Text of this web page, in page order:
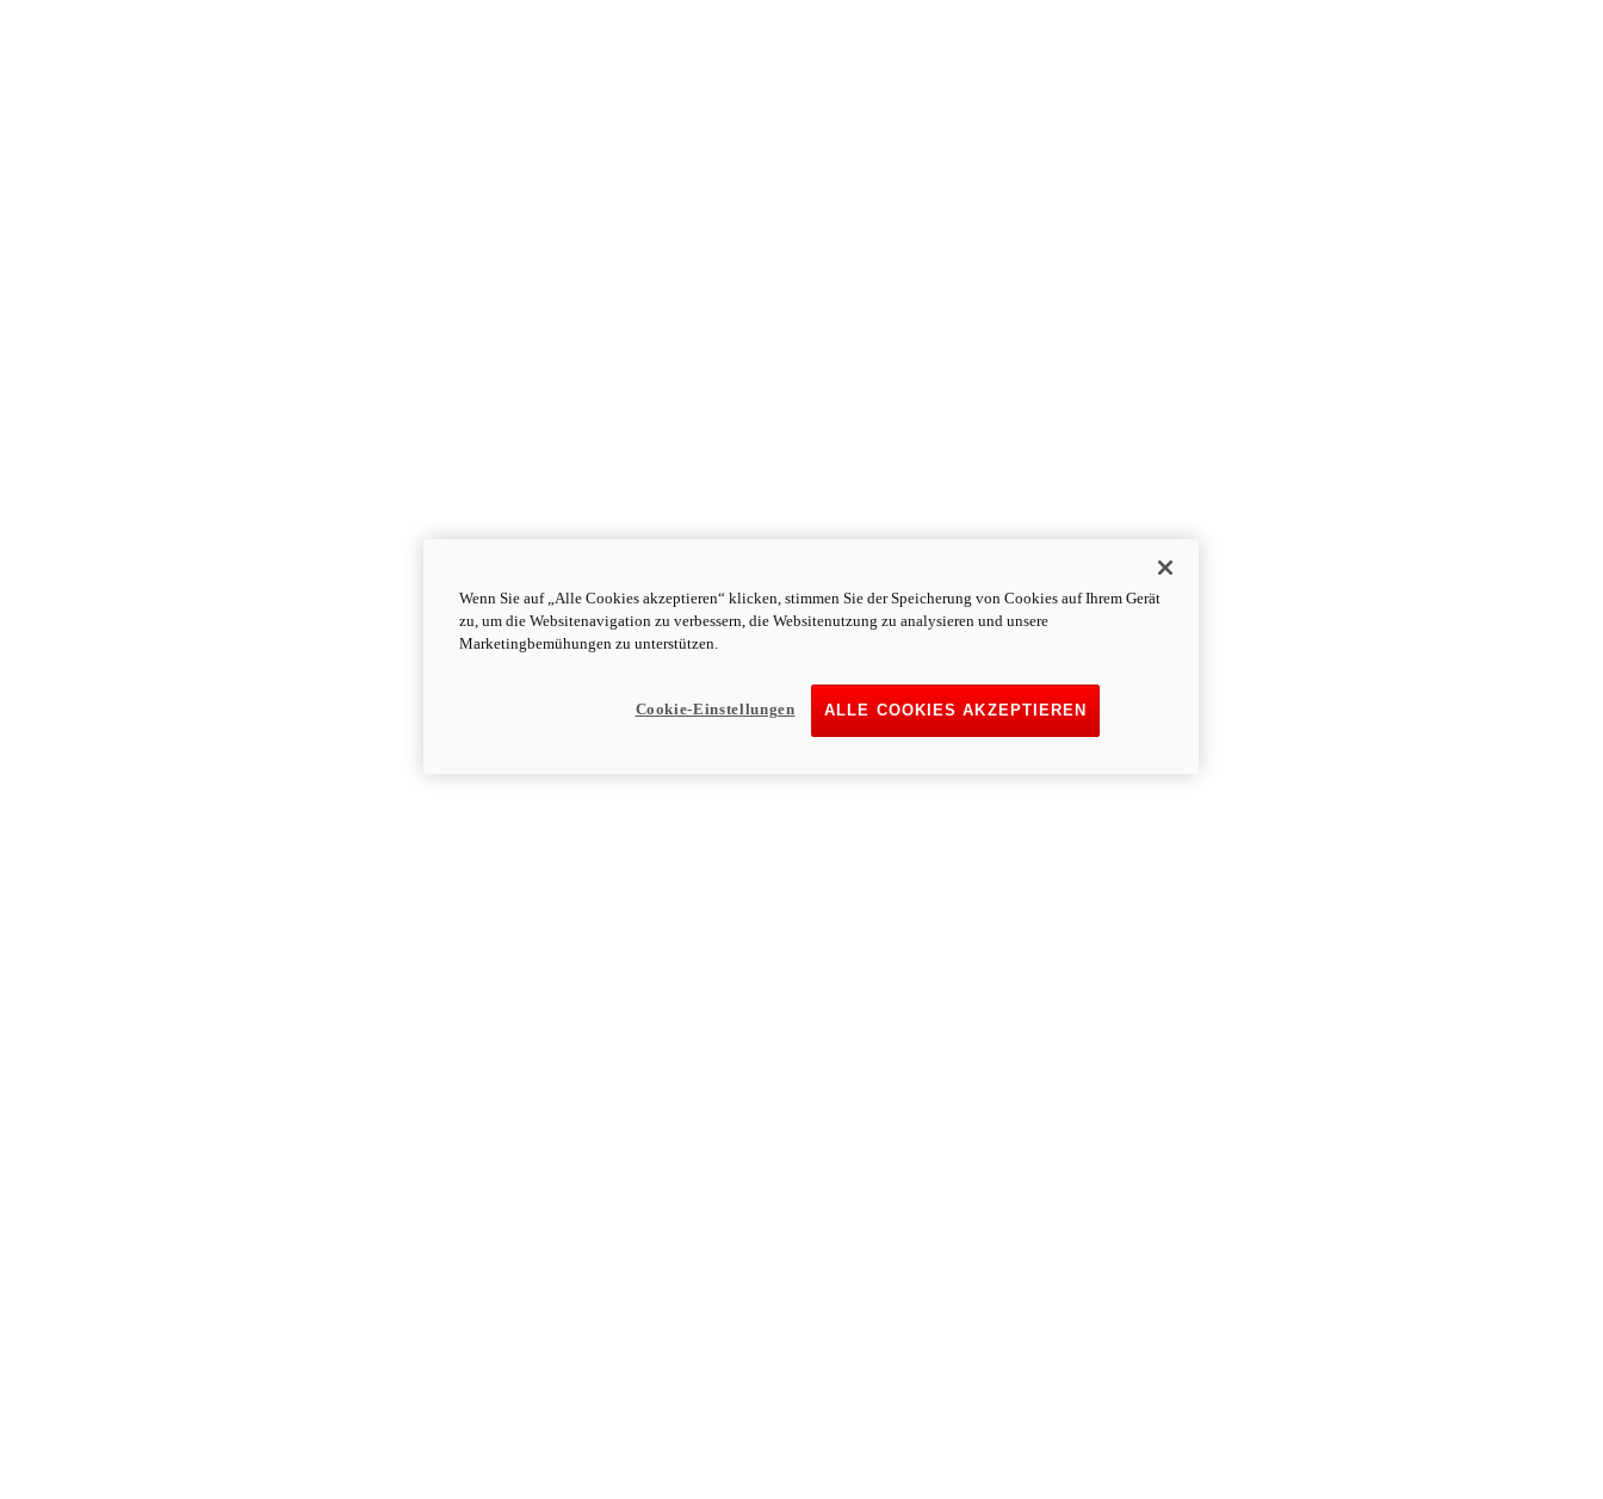
Wenn Sie auf „Alle Cookies akzeptieren“ klicken, stimmen Sie der Speicherung von Cookies auf Ihrem Gerät
zu, um die Websitenavigation zu verbessern, die Websitenutzung zu analysieren und unsere
Marketingbemühungen zu unterstützen.
ALLE COOKIES AKZEPTIEREN
Cookie-Einstellungen